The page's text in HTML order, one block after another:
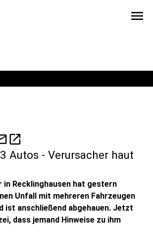
menu
open_in_new
Autos - Verursacher haut
in Recklinghausen hat gestern
Unfall mit mehreren Fahrzeugen
ist anschließend abgehauen. Jetzt
dass jemand Hinweise zu ihm